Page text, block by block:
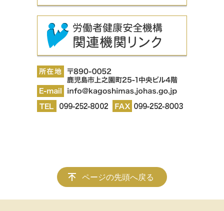
ページの先頭へ戻る